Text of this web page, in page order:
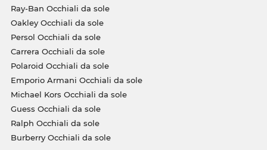
Ray-Ban Occhiali da sole
Oakley Occhiali da sole
Persol Occhiali da sole
Carrera Occhiali da sole
Polaroid Occhiali da sole
Emporio Armani Occhiali da sole
Michael Kors Occhiali da sole
Guess Occhiali da sole
Ralph Occhiali da sole
Burberry Occhiali da sole